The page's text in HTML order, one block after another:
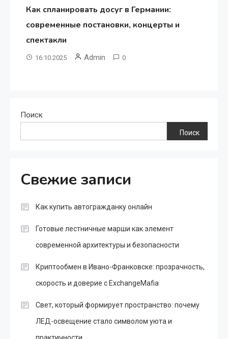
Как спланировать досуг в Германии:
современные постановки, концерты и
спектакли
16.10.2025 Admin 0
Поиск
Поиск
Свежие записи
Как купить автогражданку онлайн
Готовые лестничные марши как элемент
современной архитектуры и безопасности
Криптообмен в Ивано-Франковске: прозрачность,
скорость и доверие с ExchangeMafia
Свет, который формирует пространство: почему
ЛЕД-освещение стало символом уюта и
практичности